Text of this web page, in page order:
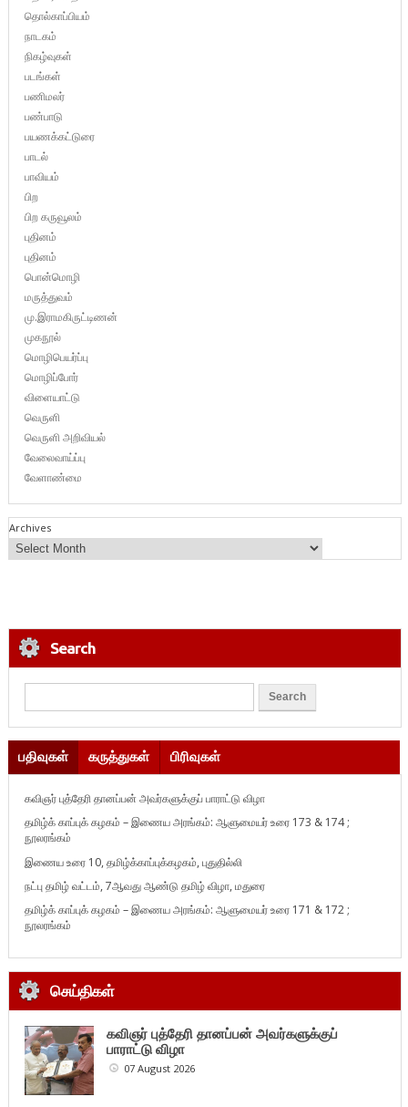
தொல்காப்பியம்
நாடகம்
நிகழ்வுகள்
படங்கள்
பணிமலர்
பண்பாடு
பயணக்கட்டுரை
பாடல்
பாவியம்
பிற
பிற கருவூலம்
புதினம்
புதினம்
பொன்மொழி
மருத்துவம்
மு.இராமகிருட்டிணன்
முகநூல்
மொழிபெயர்ப்பு
மொழிப்போர்
விளையாட்டு
வெருளி
வெருளி அறிவியல்
வேலைவாய்ப்பு
வேளாண்மை
Archives
Search
பதிவுகள் கருத்துகள் பிரிவுகள்
கவிஞர் புத்தேரி தானப்பன் அவர்களுக்குப் பாராட்டு விழா
தமிழ்க் காப்புக் கழகம் – இணைய அரங்கம்: ஆளுமையர் உரை 173 & 174 ;
நூலரங்கம்
இணைய உரை 10, தமிழ்க்காப்புக்கழகம், புதுதில்லி
நட்பு தமிழ் வட்டம், 7ஆவது ஆண்டு தமிழ் விழா, மதுரை
தமிழ்க் காப்புக் கழகம் – இணைய அரங்கம்: ஆளுமையர் உரை 171 & 172 ;
நூலரங்கம்
செய்திகள்
கவிஞர் புத்தேரி தானப்பன் அவர்களுக்குப்
பாராட்டு விழா
07 August 2026